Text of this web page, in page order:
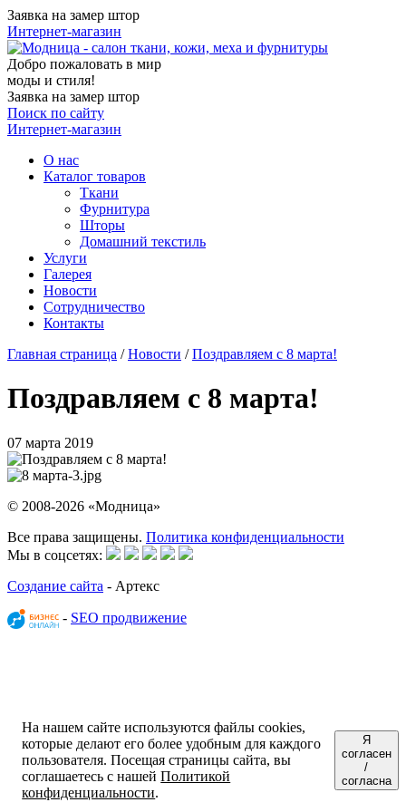
Заявка на замер штор
Интернет-магазин
Добро пожаловать в мир
моды и стиля!
Заявка на замер штор
Поиск по сайту
Интернет-магазин
О нас
Каталог товаров
Ткани
Фурнитура
Шторы
Домашний текстиль
Услуги
Галерея
Новости
Сотрудничество
Контакты
Главная страница /Новости /Поздравляем с 8 марта!
Поздравляем с 8 марта!
07 марта 2019
© 2008-2026 «Модница»
Все права защищены. Политика конфиденциальности
Мы в соцсетях:
Создание сайта - Артекс
- SEO продвижение
На нашем сайте используются файлы cookies,
которые делают его более удобным для каждого
пользователя. Посещая страницы сайта, вы
соглашаетесь с нашейПолитикой
конфиденциальности.
Я
согласен
/
согласна